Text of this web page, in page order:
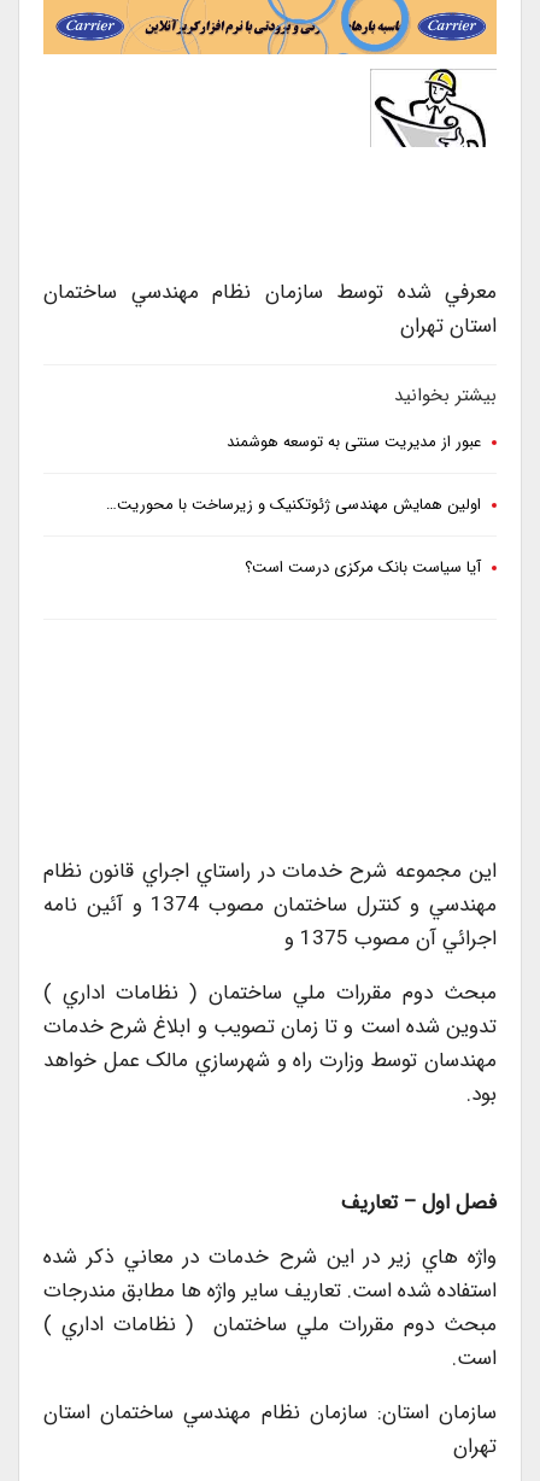
معرفي شده توسط سازمان نظام مهندسي ساختمان
استان تهران
بیشتر بخوانید
عبور از مدیریت سنتی به توسعه هوشمند
اولین همایش مهندسی ژئوتکنیک و زیرساخت با محوریت…
آیا سیاست بانک مرکزی درست است؟
اين مجموعه شرح خدمات در راستاي اجراي قانون نظام
مهندسي و کنترل ساختمان مصوب 1374 و آئين نامه
اجرائي آن مصوب 1375 و
مبحث دوم مقررات ملي ساختمان ( نظامات اداري )
تدوين شده است و تا زمان تصويب و ابلاغ شرح خدمات
مهندسان توسط وزارت راه و شهرسازي مالک عمل خواهد
بود.
فصل اول–تعاريف
واژه هاي زير در اين شرح خدمات در معاني ذکر شده
استفاده شده است. تعاريف ساير واژه ها مطابق مندرجات
مبحث دوم مقررات ملي ساختمان ( نظامات اداري )
است.
سازمان استان: سازمان نظام مهندسي ساختمان استان
تهران